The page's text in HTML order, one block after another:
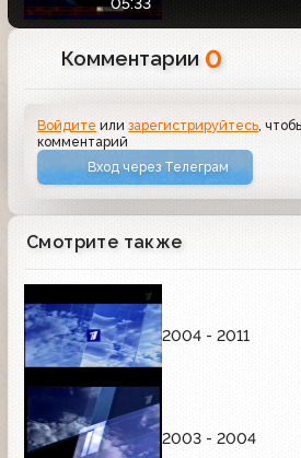
Комментарии 0
Войдите илизарегистрируйтесь,
комментарий
Вход через Телеграм
Смотрите также
2004 - 2011
2003 - 2004